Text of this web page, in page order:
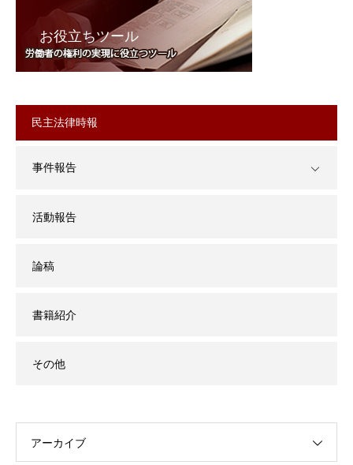
お役立ちツール
民主法律時報
事件報告
活動報告
論稿
書籍紹介
その他
アーカイブ